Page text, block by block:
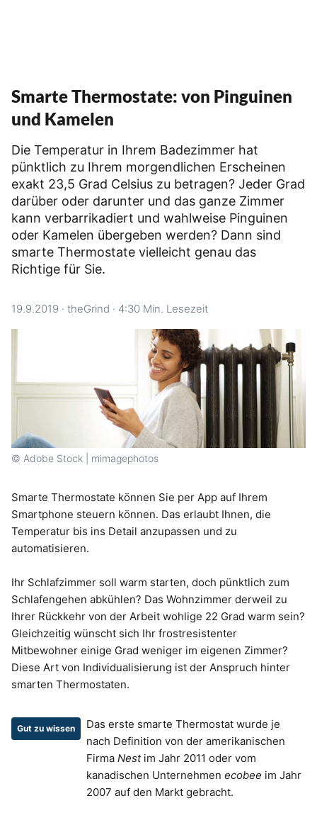
Smarte Thermostate: von Pinguinen
und Kamelen
Die Temperatur in Ihrem Badezimmer hat
pünktlich zu Ihrem morgendlichen Erscheinen
exakt 23,5 Grad Celsius zu betragen? Jeder Grad
darüber oder darunter und das ganze Zimmer
kann verbarrikadiert und wahlweise Pinguinen
oder Kamelen übergeben werden? Dann sind
smarte Thermostate vielleicht genau das
Richtige für Sie.
19.9.2019 · theGrind · 4:30 Min. Lesezeit
© Adobe Stock | mimagephotos
Smarte Thermostate können Sie per App auf Ihrem
Smartphone steuern können. Das erlaubt Ihnen, die
Temperatur bis ins Detail anzupassen und zu
automatisieren.
Ihr Schlafzimmer soll warm starten, doch pünktlich zum
Schlafengehen abkühlen? Das Wohnzimmer derweil zu
Ihrer Rückkehr von der Arbeit wohlige 22 Grad warm sein?
Gleichzeitig wünscht sich Ihr frostresistenter
Mitbewohner einige Grad weniger im eigenen Zimmer?
Diese Art von Individualisierung ist der Anspruch hinter
smarten Thermostaten.
Gut zu wissen
Das erste smarte Thermostat wurde je
nach Definition von der amerikanischen
Firma Nest im Jahr 2011 oder vom
kanadischen Unternehmen ecobee im Jahr
2007 auf den Markt gebracht.